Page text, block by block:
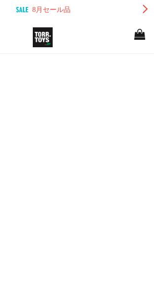
8月セール品